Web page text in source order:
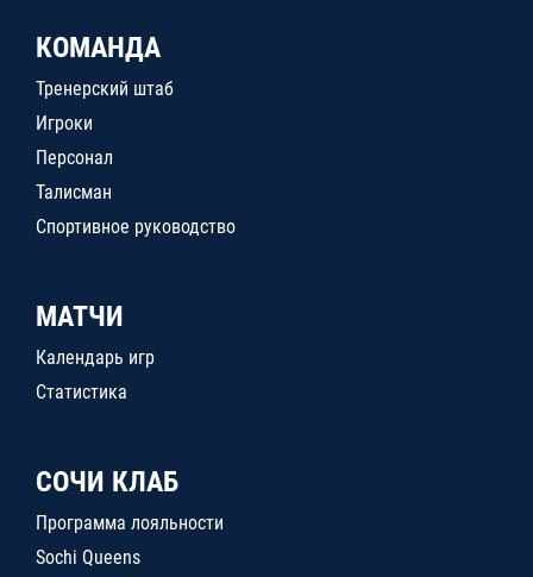
КОМАНДА
Тренерский штаб
Игроки
Персонал
Талисман
Спортивное руководство
МАТЧИ
Календарь игр
Статистика
СОЧИ КЛАБ
Программа лояльности
Sochi Queens